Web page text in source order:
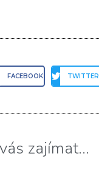
FACEBOOK TWITTER
zajímat...